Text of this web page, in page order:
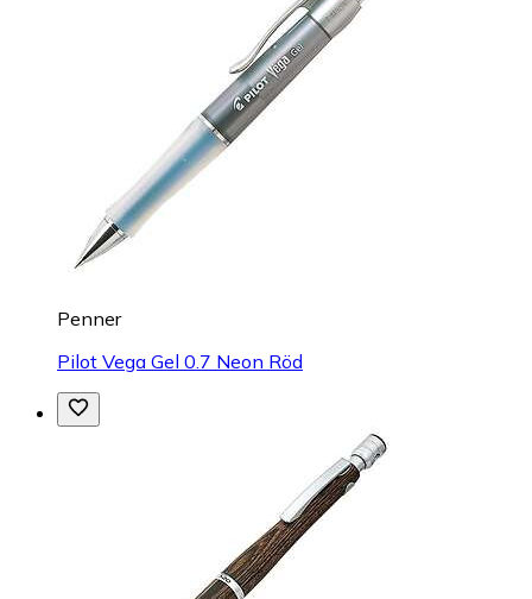
Penner
Pilot Vega Gel 0.7 Neon Röd